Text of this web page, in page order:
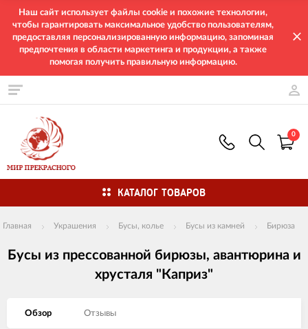
Наш сайт использует файлы cookie и похожие технологии,
чтобы гарантировать максимальное удобство пользователям,
предоставляя персонализированную информацию, запоминая
предпочтения в области маркетинга и продукции, а также
помогая получить правильную информацию.
0
КАТАЛОГ ТОВАРОВ
Главная Украшения Бусы, колье Бусы из камней Бирюза
Бусы из прессованной бирюзы, авантюрина и
хрусталя "Каприз"
Обзор Отзывы